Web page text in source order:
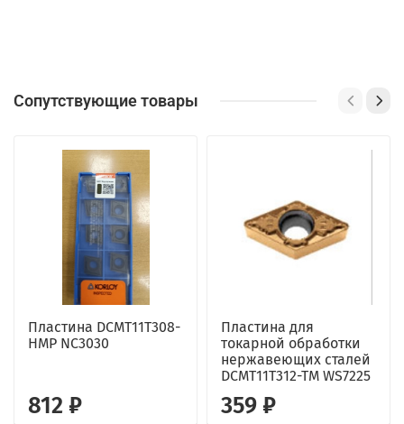
Сопутствующие товары
Пластина DCMT11T308-
HMP NC3030
812 ₽
Пластина для
токарной обработки
нержавеющих сталей
DCMT11T312-TM WS7225
359 ₽